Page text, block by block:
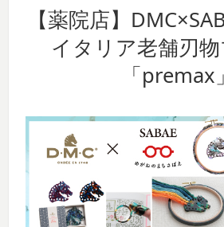
【薬院店】
イタリア老舗刃
「premax」